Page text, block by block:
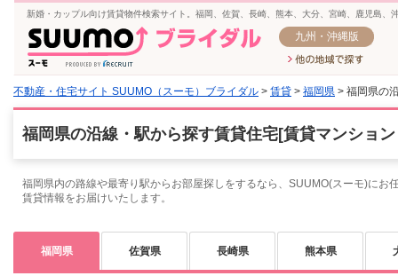
新婚・カップル向け賃貸物件検索サイト。福岡、佐賀、長崎、熊本、大分、宮崎、鹿児島
九州・沖縄版
不動産・住宅サイト SUUMO（スーモ）ブライダル > 賃貸 > 福岡県 > 福岡県の
福岡県の沿線・駅から探す賃貸住宅[賃貸マンショ
福岡県内の路線や最寄り駅からお部屋探しをするなら、SUUMO(スーモ)に
賃貸情報をお届けいたします。
福岡県 佐賀県 長崎県 熊本県